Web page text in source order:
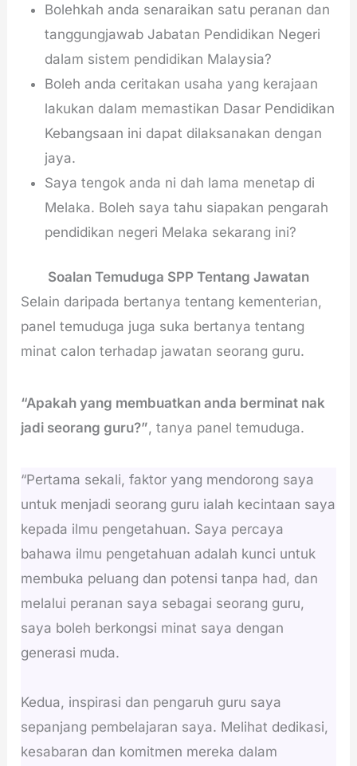
Bolehkah anda senaraikan satu peranan dan
tanggungjawab Jabatan Pendidikan Negeri
dalam sistem pendidikan Malaysia?
Boleh anda ceritakan usaha yang kerajaan
lakukan dalam memastikan Dasar Pendidikan
Kebangsaan ini dapat dilaksanakan dengan
jaya.
Saya tengok anda ni dah lama menetap di
Melaka. Boleh saya tahu siapakan pengarah
pendidikan negeri Melaka sekarang ini?
Soalan Temuduga SPP Tentang Jawatan
Selain daripada bertanya tentang kementerian,
panel temuduga juga suka bertanya tentang
minat calon terhadap jawatan seorang guru.
“Apakah yang membuatkan anda berminat nak
jadi seorang guru?”, tanya panel temuduga.
“Pertama sekali, faktor yang mendorong saya
untuk menjadi seorang guru ialah kecintaan saya
kepada ilmu pengetahuan. Saya percaya
bahawa ilmu pengetahuan adalah kunci untuk
membuka peluang dan potensi tanpa had, dan
melalui peranan saya sebagai seorang guru,
saya boleh berkongsi minat saya dengan
generasi muda.
Kedua, inspirasi dan pengaruh guru saya
sepanjang pembelajaran saya. Melihat dedikasi,
kesabaran dan komitmen mereka dalam